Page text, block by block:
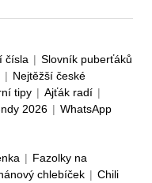
čísla | Slovník puberťáků
| Nejtěžší české
tipy | Ajťák radí |
2026 | WhatsApp
| Fazolky na
chlebíček | Chili